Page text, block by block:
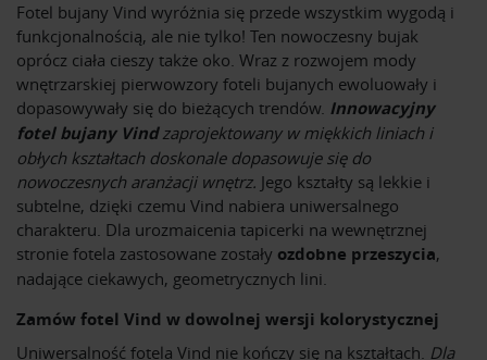
Fotel bujany Vind wyróżnia się przede wszystkim wygodą i
funkcjonalnością, ale nie tylko! Ten nowoczesny bujak
oprócz ciała cieszy także oko. Wraz z rozwojem mody
wnętrzarskiej pierwowzory foteli bujanych ewoluowały i
dopasowywały się do bieżących trendów. Innowacyjny
fotel bujany Vindzaprojektowany w miękkich liniach i
obłych kształtach doskonale dopasowuje się do
nowoczesnych aranżacji wnętrz. Jego kształty są lekkie i
subtelne, dzięki czemu Vind nabiera uniwersalnego
charakteru. Dla urozmaicenia tapicerki na wewnętrznej
stronie fotela zastosowane zostały ozdobne przeszycia,
nadające ciekawych, geometrycznych lini.
Zamów fotel Vind w dowolnej wersji kolorystycznej
Uniwersalność fotela Vind nie kończy się na kształtach. Dla